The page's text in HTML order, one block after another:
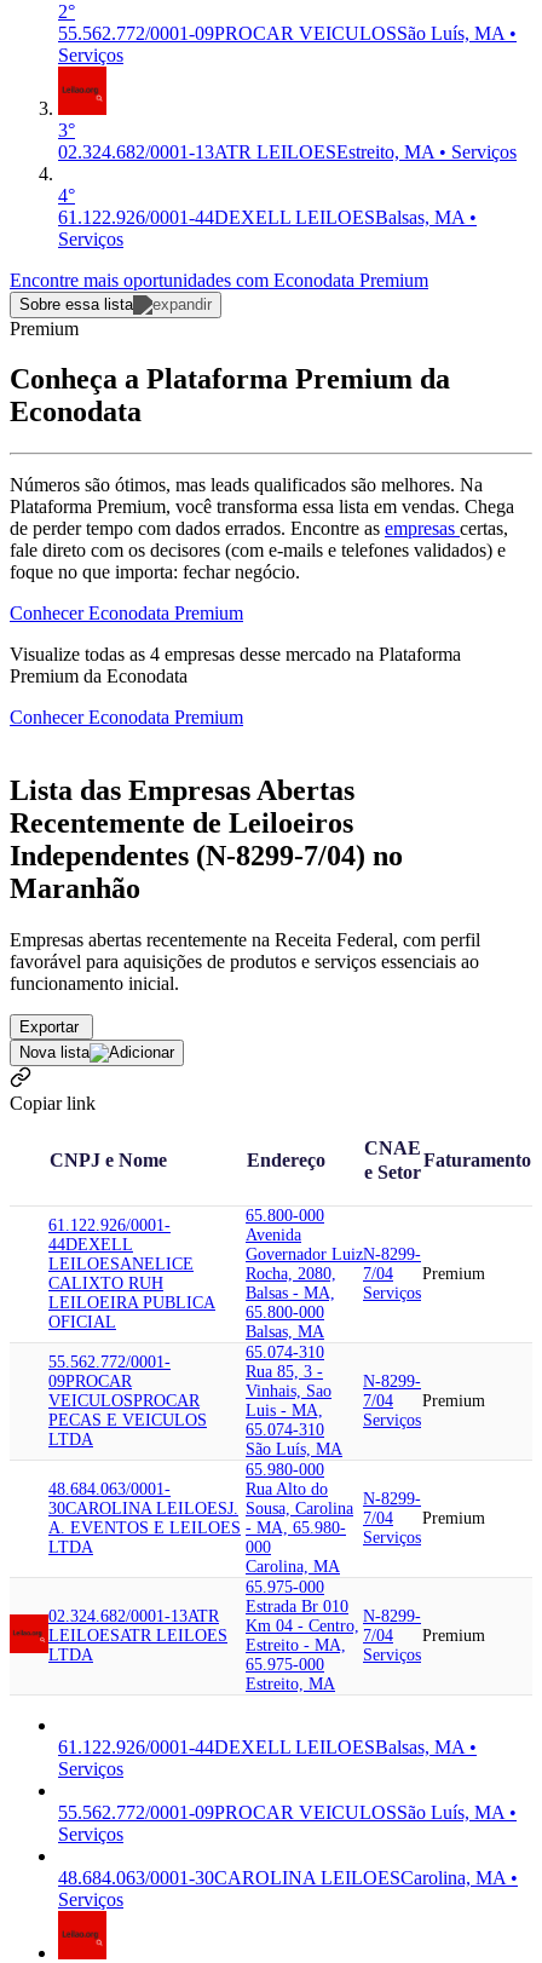
2°
55.562.772/0001-09PROCAR VEICULOSSão Luís, MA •
Serviços
3°
02.324.682/0001-13ATR LEILOESEstreito, MA • Serviços
4°
61.122.926/0001-44DEXELL LEILOESBalsas, MA •
Serviços
Encontre mais oportunidades com Econodata Premium
Sobre essa lista
Premium
Conheça a Plataforma Premium da
Econodata
Números são ótimos, mas leads qualificados são melhores. Na
Plataforma Premium, você transforma essa lista em vendas. Chega
de perder tempo com dados errados. Encontre as empresas certas,
fale direto com os decisores (com e-mails e telefones validados) e
foque no que importa: fechar negócio.
Conhecer Econodata Premium
Visualize todas as 4 empresas desse mercado na Plataforma
Premium da Econodata
Conhecer Econodata Premium
Lista das Empresas Abertas
Recentemente de Leiloeiros
Independentes (N-8299-7/04) no
Maranhão
Empresas abertas recentemente na Receita Federal, com perfil
favorável para aquisições de produtos e serviços essenciais ao
funcionamento inicial.
Exportar
Nova lista
Copiar link
CNPJ e Nome Endereço
CNAE
e Setor
Faturamento
61.122.926/0001-
44DEXELL
LEILOESANELICE
CALIXTO RUH
LEILOEIRA PUBLICA
OFICIAL
65.800-000
Avenida
Governador Luiz
Rocha, 2080,
Balsas - MA,
65.800-000
Balsas, MA
N-8299-
7/04
Serviços
Premium
55.562.772/0001-
09PROCAR
VEICULOSPROCAR
PECAS E VEICULOS
LTDA
65.074-310
Rua 85, 3 -
Vinhais, Sao
Luis - MA,
65.074-310
São Luís, MA
N-8299-
7/04
Serviços
Premium
48.684.063/0001-
30CAROLINA LEILOESJ.
A. EVENTOS E LEILOES
LTDA
65.980-000
Rua Alto do
Sousa, Carolina
- MA, 65.980-
000
Carolina, MA
N-8299-
7/04
Serviços
Premium
02.324.682/0001-13ATR
LEILOESATR LEILOES
LTDA
65.975-000
Estrada Br 010
Km 04 - Centro,
Estreito - MA,
65.975-000
Estreito, MA
N-8299-
7/04
Serviços
Premium
61.122.926/0001-44DEXELL LEILOESBalsas, MA •
Serviços
55.562.772/0001-09PROCAR VEICULOSSão Luís, MA •
Serviços
48.684.063/0001-30CAROLINA LEILOESCarolina, MA •
Serviços